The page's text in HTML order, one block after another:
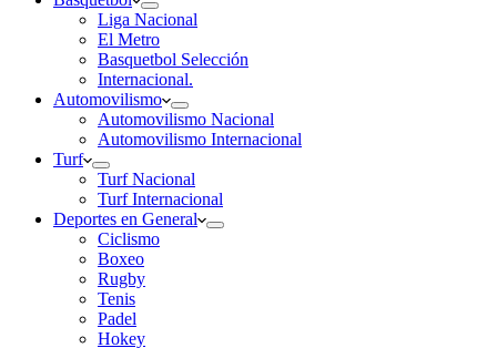
Liga Nacional
El Metro
Basquetbol Selección
Internacional.
Automovilismo
Automovilismo Nacional
Automovilismo Internacional
Turf
Turf Nacional
Turf Internacional
Deportes en General
Ciclismo
Boxeo
Rugby
Tenis
Padel
Hokey